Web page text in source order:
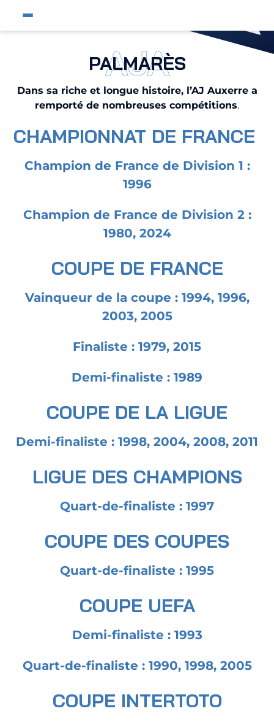
Ouvrir le menu du site
Fermer
Supporters
Entreprises
Boutique officielle
Billetterie
AJA
PALMARÈS
Dans sa riche et longue histoire, l’AJ Auxerre a
remporté de nombreuses compétitions.
CHAMPIONNAT DE FRANCE
Champion de France de Division 1 :
1996
Champion de France de Division 2 :
1980, 2024
COUPE DE FRANCE
Vainqueur de la coupe : 1994, 1996,
2003, 2005
Finaliste : 1979, 2015
Demi-finaliste : 1989
COUPE DE LA LIGUE
Demi-finaliste : 1998, 2004, 2008, 2011
LIGUE DES CHAMPIONS
Quart-de-finaliste : 1997​
COUPE DES COUPES
Quart-de-finaliste : 1995​
COUPE UEFA
Demi-finaliste : 1993
Quart-de-finaliste : 1990, 1998, 2005​
COUPE INTERTOTO